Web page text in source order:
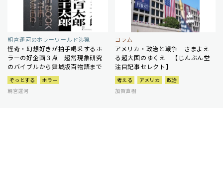
朝宮運河のホラーワールド渉猟
怪奇・幻想好きが拍手喝采するホ
ラーの好企画３点 超常現象研究
のバイブルから舞城版百物語まで
ぞっとする
ホラー
朝宮運河
コラム
アメリカ・政治と戦争 さまよえ
る超大国のゆくえ 【じんぶん堂
注目記事セレクト】
考える アメリカ
政治
加賀直樹